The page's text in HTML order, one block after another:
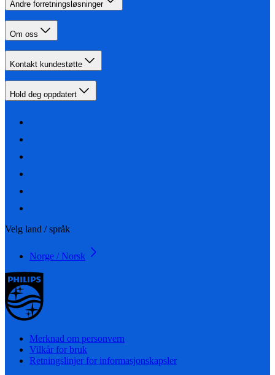
Andre forretningsløsninger
Om oss
Kontakt kundestøtte
Hold deg oppdatert
Velg land / språk
Norge / Norsk
Merknad om personvern
Vilkår for bruk
Retningslinjer for informasjonskapsler